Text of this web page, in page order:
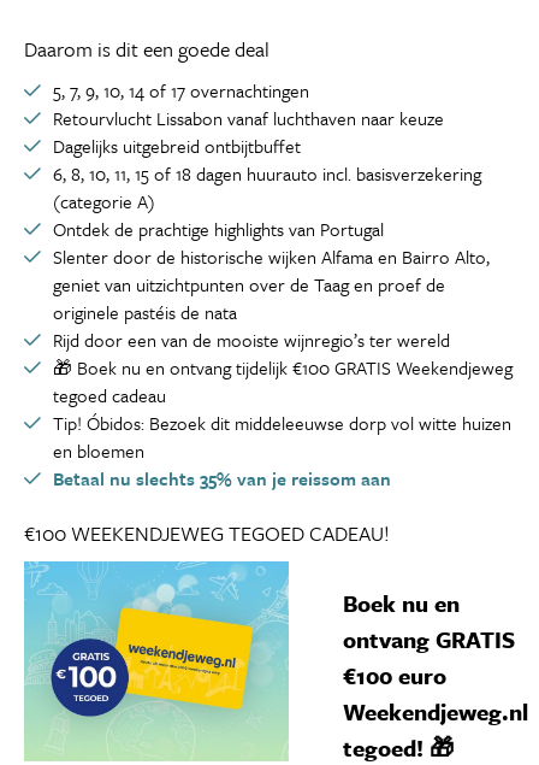
Daarom is dit een goede deal
5, 7, 9, 10, 14 of 17 overnachtingen
Retourvlucht Lissabon vanaf luchthaven naar keuze
Dagelijks uitgebreid ontbijtbuffet
6, 8, 10, 11, 15 of 18 dagen huurauto incl. basisverzekering
(categorie A)
Ontdek de prachtige highlights van Portugal
Slenter door de historische wijken Alfama en Bairro Alto,
geniet van uitzichtpunten over de Taag en proef de
originele pastéis de nata
Rijd door een van de mooiste wijnregio’s ter wereld
🎁 Boek nu en ontvang tijdelijk €100 GRATIS Weekendjeweg
tegoed cadeau
Tip! Óbidos: Bezoek dit middeleeuwse dorp vol witte huizen
en bloemen
Betaal nu slechts 35% van je reissom aan
€100 WEEKENDJEWEG TEGOED CADEAU!
Boek nu en
ontvang GRATIS
€100 euro
Weekendjeweg.nl
tegoed! 🎁